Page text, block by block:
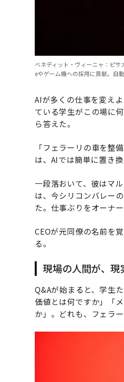
べネディット・ヴィーニャ：ピ
eやゲーム機への採用に貢献。自
AIが多くの仕事を変え
ている学生がこの場に
ら答えた。
「フェラーリの車を整
は、AIでは簡単に置き
一段落おいて、彼はマ
は、今シリコンバレー
た。仕事ぶりをオーナ
CEOが元同僚の名前を
る。
現場の人間が、現
Q&Aが始まると、学生
価値とは何ですか」「
か」。どれも、フェラ